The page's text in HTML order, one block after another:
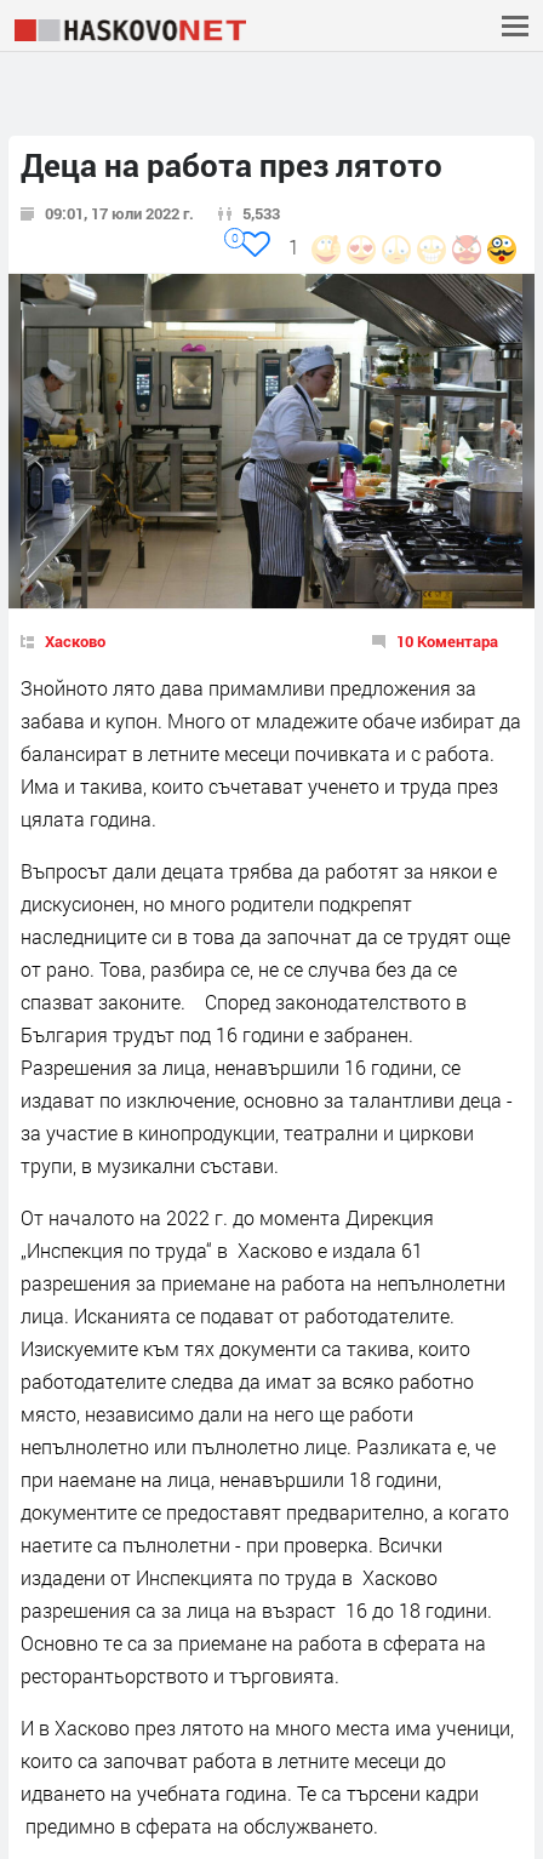
Деца на работа през лятото
09:01, 17 юли 2022 г. 5,533
1
0
Хасково 10 Коментара
Знойното лято дава примамливи предложения за
забава и купон. Много от младежите обаче избират да
балансират в летните месеци почивката и с работа.
Има и такива, които съчетават ученето и труда през
цялата година.
Въпросът дали децата трябва да работят за някои е
дискусионен, но много родители подкрепят
наследниците си в това да започнат да се трудят още
от рано. Това, разбира се, не се случва без да се
спазват законите. Според законодателството в
България трудът под 16 години е забранен.
Разрешения за лица, ненавършили 16 години, се
издават по изключение, основно за талантливи деца -
за участие в кинопродукции, театрални и циркови
трупи, в музикални състави.
От началото на 2022 г. до момента Дирекция
„Инспекция по труда“ в Хасково е издала 61
разрешения за приемане на работа на непълнолетни
лица. Исканията се подават от работодателите.
Изискуемите към тях документи са такива, които
работодателите следва да имат за всяко работно
място, независимо дали на него ще работи
непълнолетно или пълнолетно лице. Разликата е, че
при наемане на лица, ненавършили 18 години,
документите се предоставят предварително, а когато
наетите са пълнолетни - при проверка. Всички
издадени от Инспекцията по труда в Хасково
разрешения са за лица на възраст 16 до 18 години.
Основно те са за приемане на работа в сферата на
ресторантьорството и търговията.
И в Хасково през лятото на много места има ученици,
които са започват работа в летните месеци до
идването на учебната година. Те са търсени кадри
предимно в сферата на обслужването.